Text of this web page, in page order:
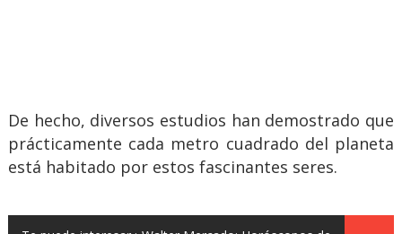
De hecho, diversos estudios han demostrado que
prácticamente cada metro cuadrado del planeta
está habitado por estos fascinantes seres.